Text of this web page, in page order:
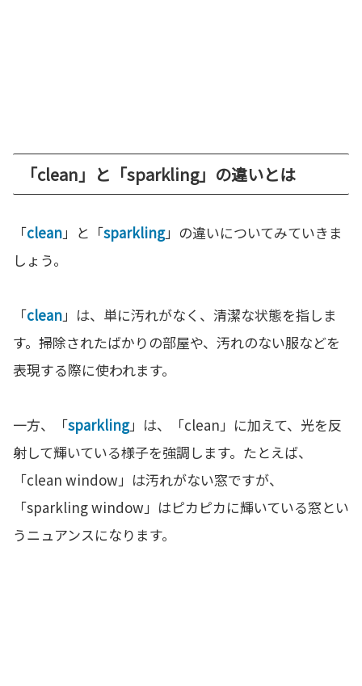
「clean」と「sparkling」の違いとは
「clean」と「sparkling」の違いについてみていきま
しょう。
「clean」は、単に汚れがなく、清潔な状態を指しま
す。掃除されたばかりの部屋や、汚れのない服などを
表現する際に使われます。
一方、「sparkling」は、「clean」に加えて、光を反
射して輝いている様子を強調します。たとえば、
「clean window」は汚れがない窓ですが、
「sparkling window」はピカピカに輝いている窓とい
うニュアンスになります。